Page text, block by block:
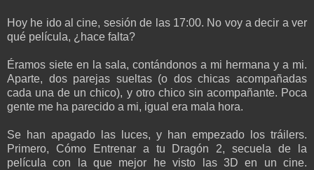
Hoy he ido al cine, sesión de las 17:00. No voy a decir a ver
qué película, ¿hace falta?
Éramos siete en la sala, contándonos a mi hermana y a mi.
Aparte, dos parejas sueltas (o dos chicas acompañadas
cada una de un chico), y otro chico sin acompañante. Poca
gente me ha parecido a mi, igual era mala hora.
Se han apagado las luces, y han empezado los tráilers.
Primero, Cómo Entrenar a tu Dragón 2, secuela de la
película con la que mejor he visto las 3D en un cine.